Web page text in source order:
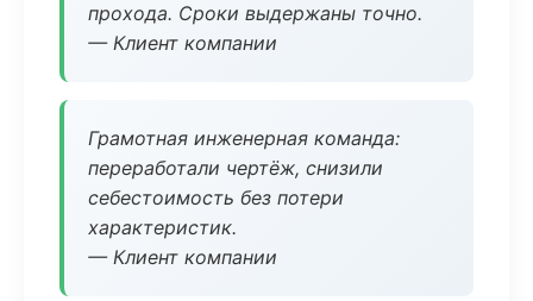
прохода. Сроки выдержаны точно.
— Клиент компании
Грамотная инженерная команда:
переработали чертёж, снизили
себестоимость без потери
характеристик.
— Клиент компании